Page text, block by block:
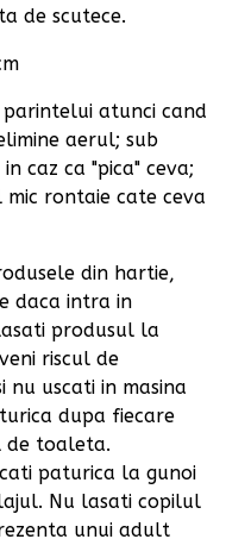
de scutece.
atunci cand
aerul; sub
caz ca "pica" ceva;
rontaie cate ceva
din hartie,
daca intra in
produsul la
riscul de
nu uscati in masina
dupa fiecare
de toaleta.
paturica la gunoi
Nu lasati copilul
unui adult